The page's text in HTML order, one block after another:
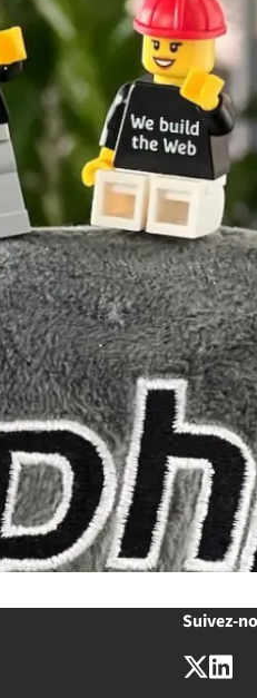
Suivez-
X